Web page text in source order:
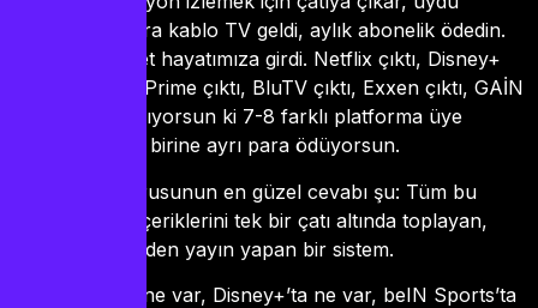
çevirirdin. Sonra kablo TV geldi, aylık abonelik ödedin.
Derken internet hayatımıza girdi. Netflix çıktı, Disney+
çıktı, Amazon Prime çıktı, BluTV çıktı, Exxen çıktı, GAİN
çıktı. Şimdi bakıyorsun ki 7-8 farklı platforma üye
olmuşsun, her birine ayrı para ödüyorsun.
sorusunun en güzel cevabı şu: Tüm bu
platformların içeriklerini tek bir çatı altında toplayan,
internet üzerinden yayın yapan bir sistem.
Yani Netflix’te ne var, Disney+’ta ne var, beIN Sports’ta